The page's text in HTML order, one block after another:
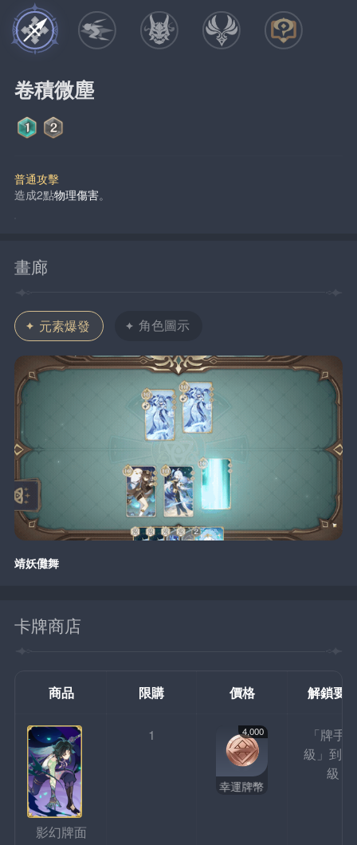
卷積微塵
普通攻擊
造成2點物理傷害。
畫廊
元素爆發 角色圖示
靖妖儺舞
卡牌商店
商品 限購 價格 解鎖要
影幻牌面
1 4,000
幸運牌幣
「牌手
級」到
級